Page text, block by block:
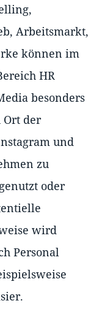
Arbeitsmarkt,
können im
HR
besonders
Ort der
und
zu
oder
wird
Personal